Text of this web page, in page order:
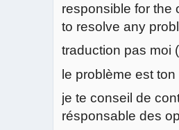
responsible for the
to resolve any
traduction pas moi
le problème est
je te conseil de
résponsable des